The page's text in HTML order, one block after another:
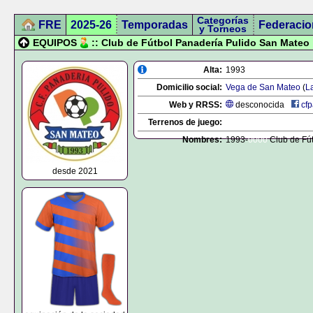
FRE 2025-26 Temporadas Categorías
y Torneos
EQUIPOS :: Club de Fútbol Panadería Pulido San Mateo
desde 2021
Alta: 1993
Domicilio social: Vega de San Mateo (
Web y RRSS:
desconocida
Terrenos de juego:
Nombres: 1993-0000Club de